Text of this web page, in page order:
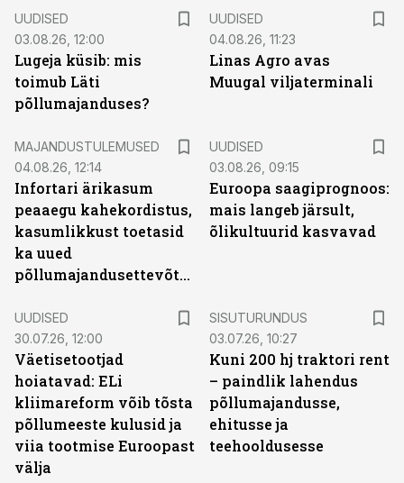
UUDISED
03.08.26, 12:00
Lugeja küsib: mis
toimub Läti
põllumajanduses?
UUDISED
04.08.26, 11:23
Linas Agro avas
Muugal viljaterminali
MAJANDUSTULEMUSED
04.08.26, 12:14
Infortari ärikasum
peaaegu kahekordistus,
kasumlikkust toetasid
ka uued
põllumajandusettevõtted
UUDISED
03.08.26, 09:15
Euroopa saagiprognoos:
mais langeb järsult,
õlikultuurid kasvavad
UUDISED
30.07.26, 12:00
Väetisetootjad
hoiatavad: ELi
kliimareform võib tõsta
põllumeeste kulusid ja
viia tootmise Euroopast
välja
SISUTURUNDUS
03.07.26, 10:27
Kuni 200 hj traktori rent
– paindlik lahendus
põllumajandusse,
ehitusse ja
teehooldusesse